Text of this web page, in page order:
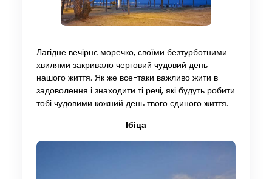
Лагідне вечірнє моречко, своїми безтурботними
хвилями закривало черговий чудовий день
нашого життя. Як же все-таки важливо жити в
задоволення і знаходити ті речі, які будуть робити
тобі чудовими кожний день твого єдиного життя.
Ібіца